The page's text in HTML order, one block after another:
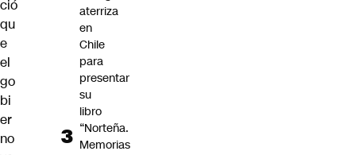
ció
qu
e
el
go
bi
er
no
aterriza
en
Chile
para
presentar
su
libro
“Norteña.
Memorias